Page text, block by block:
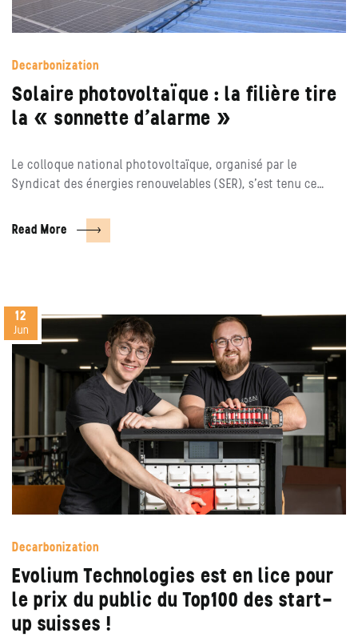
Decarbonization
Solaire photovoltaïque : la filière tire
la « sonnette d’alarme »
Le colloque national photovoltaïque, organisé par le
Syndicat des énergies renouvelables (SER), s’est tenu ce…
Read More
12
Jun
Decarbonization
Evolium Technologies est en lice pour
le prix du public du Top100 des start-
up suisses !